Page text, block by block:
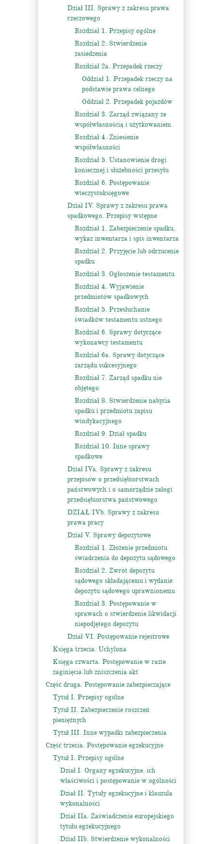
Dział III. Sprawy z zakresu prawa
rzeczowego
Rozdział 1. Przepisy ogólne
Rozdział 2. Stwierdzenie
zasiedzenia
Rozdział 2a. Przepadek rzeczy
Oddział 1. Przepadek rzeczy na
podstawie prawa celnego
Oddział 2. Przepadek pojazdów
Rozdział 3. Zarząd związany ze
współwłasnością i użytkowaniem
Rozdział 4. Zniesienie
współwłasności
Rozdział 5. Ustanowienie drogi
koniecznej i służebności przesyłu
Rozdział 6. Postępowanie
wieczystoksięgowe
Dział IV. Sprawy z zakresu prawa
spadkowego. Przepisy wstępne
Rozdział 1. Zabezpieczenie spadku,
wykaz inwentarza i spis inwentarza
Rozdział 2. Przyjęcie lub odrzucenie
spadku
Rozdział 3. Ogłoszenie testamentu
Rozdział 4. Wyjawienie
przedmiotów spadkowych
Rozdział 5. Przesłuchanie
świadków testamentu ustnego
Rozdział 6. Sprawy dotyczące
wykonawcy testamentu
Rozdział 6a. Sprawy dotyczące
zarządu sukcesyjnego
Rozdział 7. Zarząd spadku nie
objętego
Rozdział 8. Stwierdzenie nabycia
spadku i przedmiotu zapisu
windykacyjnego
Rozdział 9. Dział spadku
Rozdział 10. Inne sprawy
spadkowe
Dział IVa. Sprawy z zakresu
przepisów o przedsiębiorstwach
państwowych i o samorządzie załogi
przedsiębiorstwa państwowego
DZIAŁ IVb. Sprawy z zakresu
prawa pracy
Dział V. Sprawy depozytowe
Rozdział 1. Złożenie przedmiotu
świadczenia do depozytu sądowego
Rozdział 2. Zwrot depozytu
sądowego składającemu i wydanie
depozytu sądowego uprawnionemu
Rozdział 3. Postępowanie w
sprawach o stwierdzenie likwidacji
niepodjętego depozytu
Dział VI. Postępowanie rejestrowe
Księga trzecia. Uchylona
Księga czwarta. Postępowanie w razie
zaginięcia lub zniszczenia akt
Część druga. Postępowanie zabezpieczające
Tytuł I. Przepisy ogólne
Tytuł II. Zabezpieczenie roszczeń
pieniężnych
Tytuł III. Inne wypadki zabezpieczenia
Część trzecia. Postępowanie egzekucyjne
Tytuł I. Przepisy ogólne
Dział I. Organy egzekucyjne, ich
właściwości i postępowanie w ogólności
Dział II. Tytuły egzekucyjne i klauzula
wykonalności
Dział IIa. Zaświadczenie europejskiego
tytułu egzekucyjnego
Dział IIb. Stwierdzenie wykonalności